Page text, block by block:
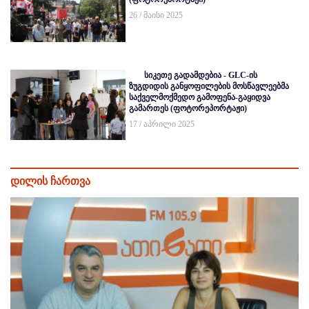
26 / მაისი 2025
სიკეთე გადამდებია - GLC-ის
ზუგდიდის განყოფილების მოსწავლეებმა
საქველმოქმედო გამოფენა-გაყიდვა
გამართეს (ფოტორეპორტაჟი)
17 / აპრილი 2025
დილის ჩართვა